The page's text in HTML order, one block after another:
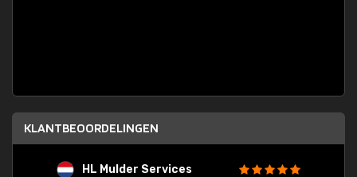
KLANTBEOORDELINGEN
HL Mulder Services